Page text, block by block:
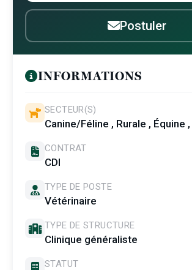
Postuler
INFORMATIONS
SECTEUR(S)
Canine/Féline , Rurale , Équine ,
CONTRAT
CDI
TYPE DE POSTE
Vétérinaire
TYPE DE STRUCTURE
Clinique généraliste
STATUT